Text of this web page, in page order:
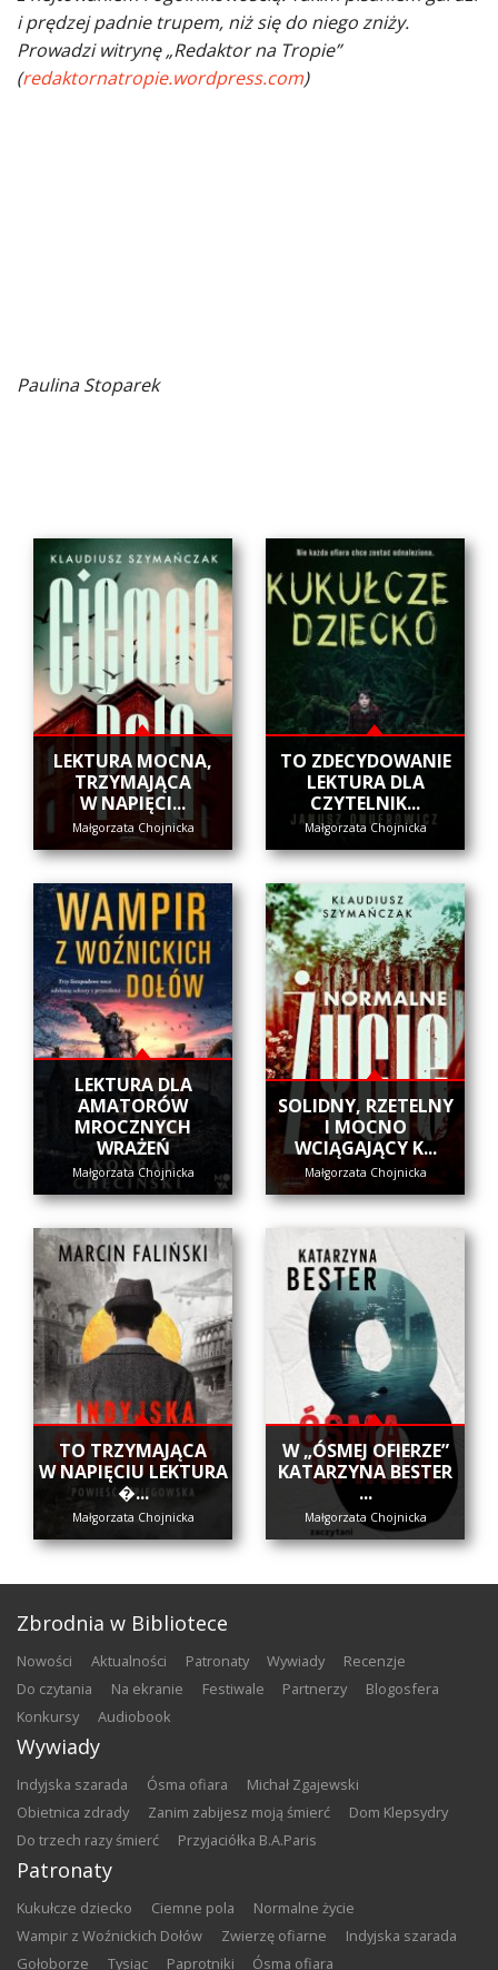
i prędzej padnie trupem, niż się do niego zniży.
Prowadzi witrynę „Redaktor na Tropie”
(redaktornatropie.wordpress.com)
Paulina Stoparek
​LEKTURA MOCNA,
TRZYMAJĄCA
W NAPIĘCI...
Małgorzata Chojnicka
​TO ZDECYDOWANIE
LEKTURA DLA
CZYTELNIK...
Małgorzata Chojnicka
LEKTURA DLA
AMATORÓW
MROCZNYCH
WRAŻEŃ
Małgorzata Chojnicka
SOLIDNY, RZETELNY
I MOCNO
WCIĄGAJĄCY K...
Małgorzata Chojnicka
​TO TRZYMAJĄCA
W NAPIĘCIU LEKTURA
�...
Małgorzata Chojnicka
W „ÓSMEJ OFIERZE”
KATARZYNA BESTER
...
Małgorzata Chojnicka
Zbrodnia w Bibliotece
nowości aktualności patronaty wywiady
recenzje
do czytania
na ekranie festiwale partnerzy
blogosfera
konkursy
audiobook
Wywiady
Indyjska szarada Ósma ofiara
Michał Zgajewski
Obietnica zdrady
Zanim zabijesz moją śmierć
Dom Klepsydry
Do trzech razy śmierć
Przyjaciółka B.A.Paris
Patronaty
Kukułcze dziecko Ciemne pola
Normalne życie
Wampir z Woźnickich Dołów
Zwierzę ofiarne
Indyjska szarada
Gołoborze
Tysiąc Paprotniki Ósma ofiara